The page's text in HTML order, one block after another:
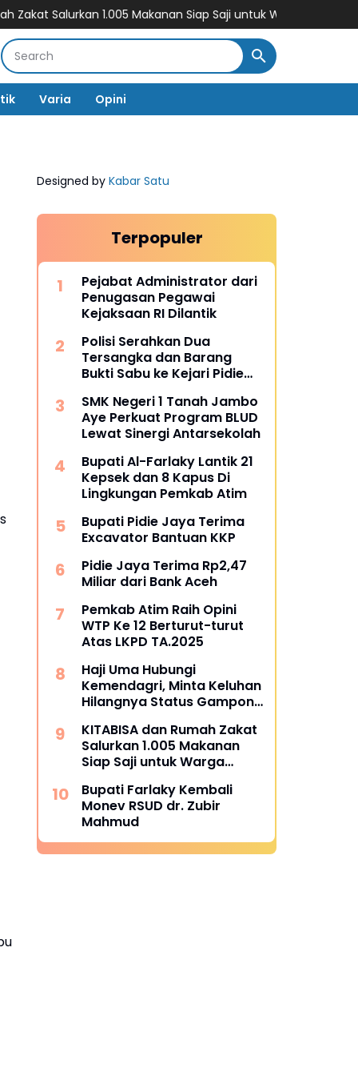
1.005 Makanan Siap Saji untuk Warga Terdampak Banjir
Varia Opini
Designed by Kabar Satu
Terpopuler
Pejabat Administrator dari
Penugasan Pegawai
Kejaksaan RI Dilantik
Polisi Serahkan Dua
Tersangka dan Barang
Bukti Sabu ke Kejari Pidie
SMK Negeri 1 Tanah Jambo
Aye Perkuat Program BLUD
Lewat Sinergi Antarsekolah
Bupati Al-Farlaky Lantik 21
Kepsek dan 8 Kapus Di
Lingkungan Pemkab Atim
Bupati Pidie Jaya Terima
Excavator Bantuan KKP
Pidie Jaya Terima Rp2,47
Miliar dari Bank Aceh
Pemkab Atim Raih Opini
WTP Ke 12 Berturut-turut
Atas LKPD TA.2025
Haji Uma Hubungi
Kemendagri, Minta Keluhan
Hilangnya Status Gampong
Ditindaklanjuti
KITABISA dan Rumah Zakat
Salurkan 1.005 Makanan
Siap Saji untuk Warga
Bupati Farlaky Kembali
Monev RSUD dr. Zubir
Mahmud